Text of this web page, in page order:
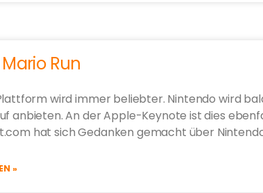
Run
wird immer beliebter. Nintendo wird
anbieten. An der Apple-Keynote ist dies
hat sich Gedanken gemacht über
»